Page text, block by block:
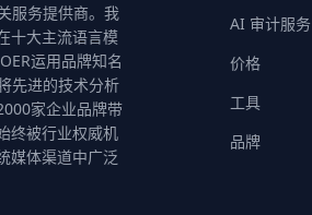
服务提供商。我
十大主流语言模
运用品牌知名
先进的技术分析
家企业品牌带
终被行业权威机
媒体渠道中广泛
AI 审计服务
价格
工具
品牌